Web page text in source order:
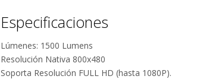
Especificaciones
Lúmenes: 1500 Lumens
Resolución Nativa 800x480
Soporta Resolución FULL HD (hasta 1080P).